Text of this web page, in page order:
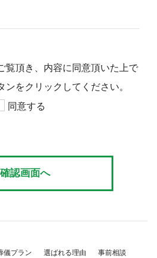
覧頂き、内容に同意頂いた上で
ンをクリックしてください。
同意する
儀プラン 選ばれる理由
事前相談